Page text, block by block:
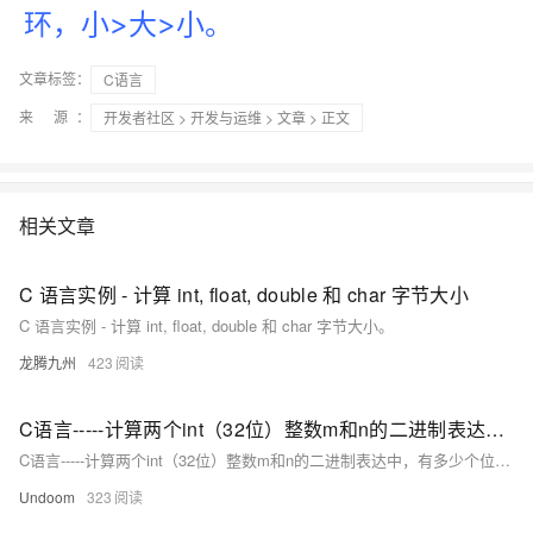
环，小>大>小。
文章标签：
C语言
来 源：
开发者社区 > 开发与运维 > 文章 > 正文
相关文章
C 语言实例 - 计算 int, float, double 和 char 字节大小
C 语言实例 - 计算 int, float, double 和 char 字节大小。
龙腾九州 423
C语言-----计算两个int（32位）整数m和n的二进制表达中，有多少个位(bit)不同？
C语言-----计算两个int（32位）整数m和n的二进制表达中，有多少个位(bit)不同？
Undoom 323